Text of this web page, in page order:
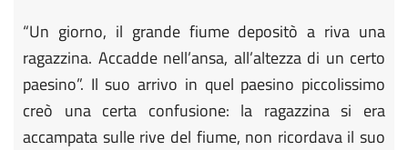
“Un giorno, il grande fiume depositò a riva una
ragazzina. Accadde nell’ansa, all’altezza di un certo
paesino”. Il suo arrivo in quel paesino piccolissimo
creò una certa confusione: la ragazzina si era
accampata sulle rive del fiume, non ricordava il suo